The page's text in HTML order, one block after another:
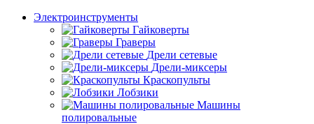
Электроинструменты
Гайковерты
Граверы
Дрели сетевые
Дрели-миксеры
Краскопульты
Лобзики
Машины
полировальные